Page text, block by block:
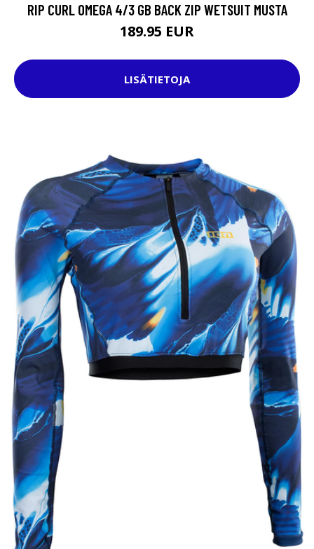
RIP CURL OMEGA 4/3 GB BACK ZIP WETSUIT MUSTA
189.95 EUR
LISÄTIETOJA